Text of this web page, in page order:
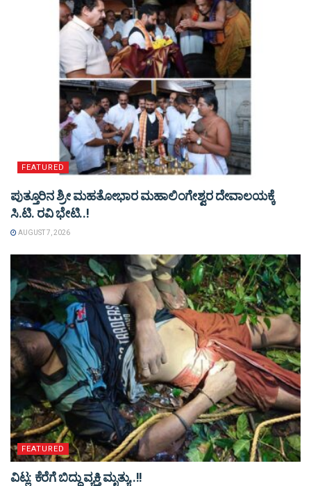
FEATURED
ಪುತ್ತೂರಿನ ಶ್ರೀ ಮಹತೋಭಾರ ಮಹಾಲಿಂಗೇಶ್ವರ ದೇವಾಲಯಕ್ಕೆ
ಸಿ.ಟಿ. ರವಿ ಭೇಟಿ..!
AUGUST 7, 2026
FEATURED
ವಿಟ್ಲ: ಕೆರೆಗೆ ಬಿದ್ದು ವ್ಯಕ್ತಿ ಮೃತ್ಯು..!!